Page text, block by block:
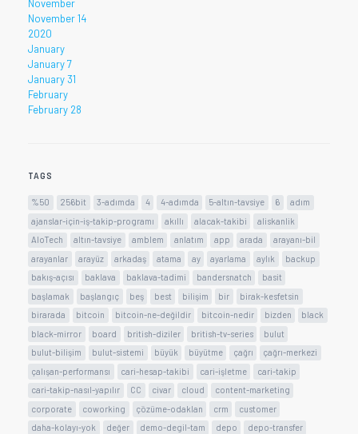
November
November 14
2020
January
January 7
January 31
February
February 28
TAGS
%50 256bit 3-adımda 4 4-adımda 5-altın-tavsiye 6
adım
ajanslar-için-iş-takip-programı
akıllı alacak-takibi
aliskanlik
AloTech
altın-tavsiye amblem anlatım app arada
arayanı-bil
arayanlar
arayüz arkadaş atama ay ayarlama aylık
backup
bakış-açısı
baklava baklava-tadimi bandersnatch
basit
başlamak
başlangıç beş best bilişim bir
birak-kesfetsin
birarada
bitcoin bitcoin-ne-değildir bitcoin-nedir bizden
black
black-mirror
board british-diziler british-tv-series
bulut
bulut-bilişim
bulut-sistemi büyük büyütme çağrı
çağrı-merkezi
çalışan-performansı
cari-hesap-takibi cari-işletme
cari-takip
cari-takip-nasıl-yapılır
CC civar cloud
content-marketing
corporate
coworking çözüme-odaklan crm
customer
daha-kolayı-yok
değer demo-degil-tam depo
depo-transfer